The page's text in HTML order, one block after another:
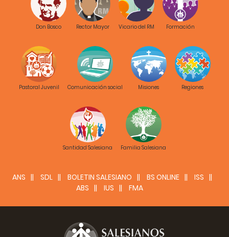
Don Bosco Rector Mayor Vicario del RM Formación
Pastoral Juvenil Comunicación social Misiones Regiones
Santidad Salesiana Familia Salesiana
ANS SDL BOLETIN SALESIANO BS ONLINE
ISS
ABS
IUS FMA